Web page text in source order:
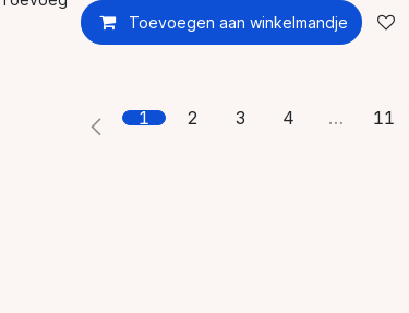
Toevoegen aan winkelmandje
1 2 3 4 … 11